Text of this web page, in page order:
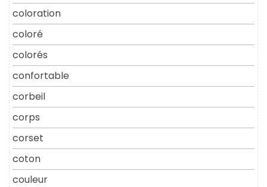
coloration
coloré
colorés
confortable
corbeil
corps
corset
coton
couleur